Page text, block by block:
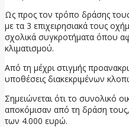
Ως προς τον τρόπο δράσης
με τα 3 επιχειρησιακά τους
σχολικά συγκροτήματα όπου
κλιματισμού.
Από τη μέχρι στιγμής
υποθέσεις διακεκριμένων
Σημειώνεται ότι το συνολικό
αποκόμισαν από τη δράση
των 4.000 ευρώ.